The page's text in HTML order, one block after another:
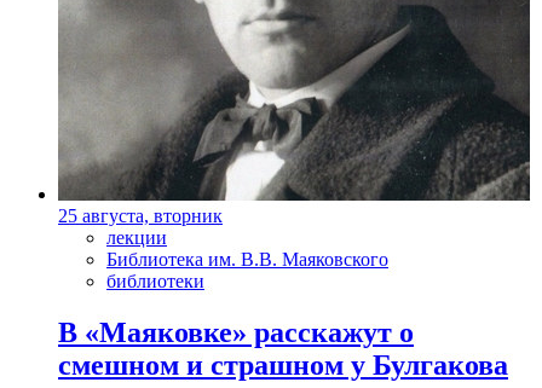
25 августа, вторник
лекции
Библиотека им. В.В. Маяковского
библиотеки
В «Маяковке» расскажут о
смешном и страшном у Булгакова